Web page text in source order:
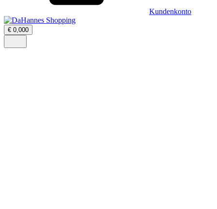
Kundenkonto
€ 0,000Warenkorb
öffnen
Menü